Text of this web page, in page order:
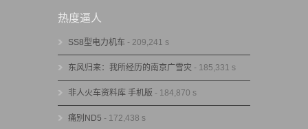
热度逼人
SS8型电力机车 - 209,241 s
东风归来：我所经历的南京广雪灾 - 185,331 s
非人火车资料库 手机版 - 184,870 s
痛别ND5 - 172,438 s